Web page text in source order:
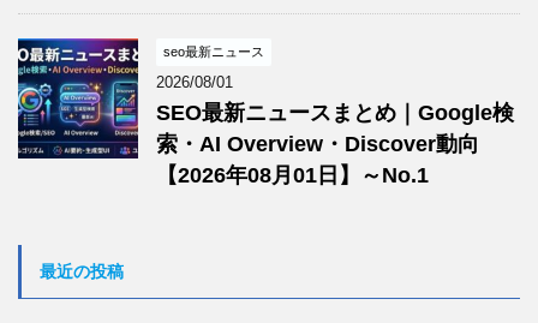
seo最新ニュース
2026/08/01
SEO最新ニュースまとめ｜Google検
索・AI Overview・Discover動向
【2026年08月01日】～No.1
最近の投稿